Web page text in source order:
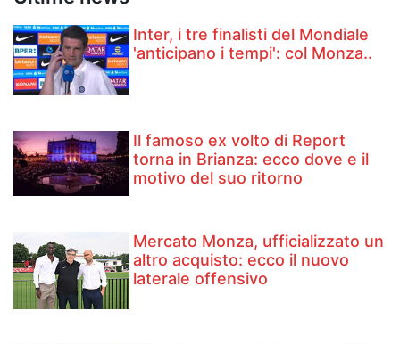
Inter, i tre finalisti del Mondiale
'anticipano i tempi': col Monza..
Il famoso ex volto di Report
torna in Brianza: ecco dove e il
motivo del suo ritorno
Mercato Monza, ufficializzato un
altro acquisto: ecco il nuovo
laterale offensivo